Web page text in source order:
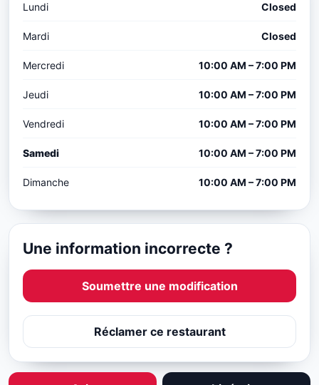
Lundi Closed
Mardi Closed
Mercredi 10:00 AM – 7:00 PM
Jeudi 10:00 AM – 7:00 PM
Vendredi 10:00 AM – 7:00 PM
Samedi 10:00 AM – 7:00 PM
Dimanche 10:00 AM – 7:00 PM
Une information incorrecte ?
Soumettre une modification
Réclamer ce restaurant